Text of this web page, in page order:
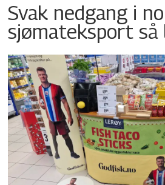
Svak nedgang i
sjømateksport